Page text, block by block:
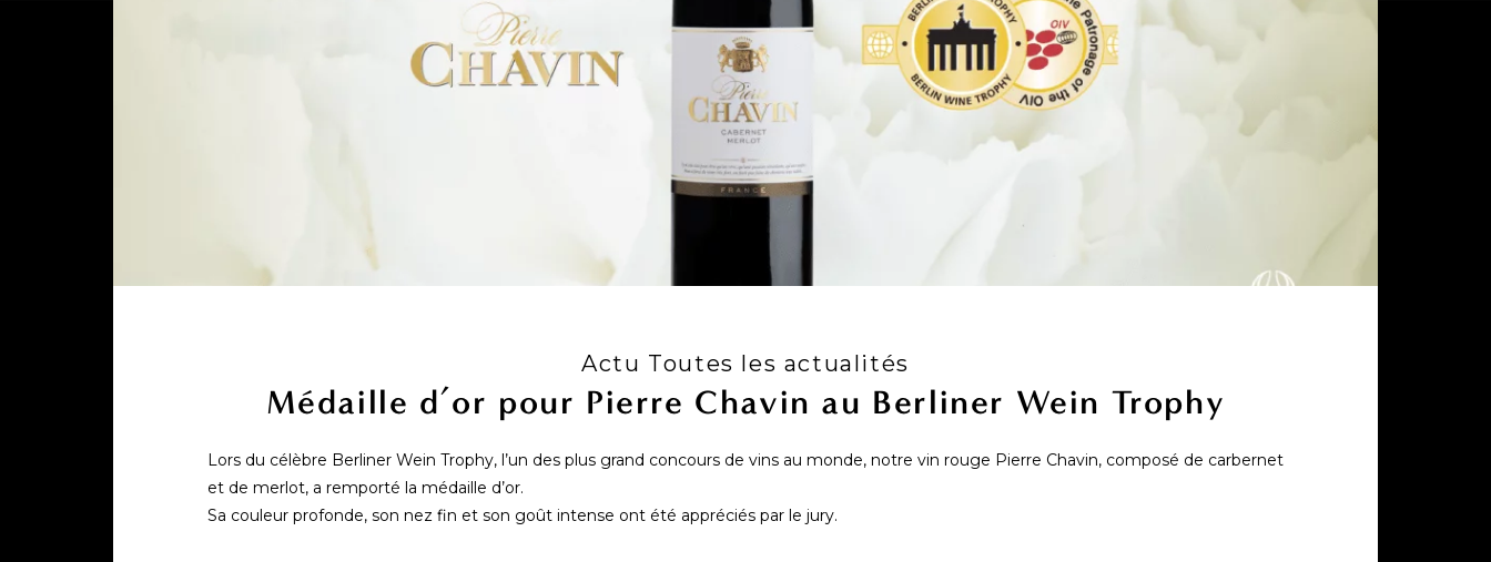
Actu Toutes les actualités
Médaille d’or pour Pierre Chavin au Berliner Wein Trophy
Lors du célèbre Berliner Wein Trophy, l’un des plus grand concours de vins au monde, notre vin rouge Pierre Chavin, composé de carbernet
et de merlot, a remporté la médaille d’or.
Sa couleur profonde, son nez fin et son goût intense ont été appréciés par le jury.